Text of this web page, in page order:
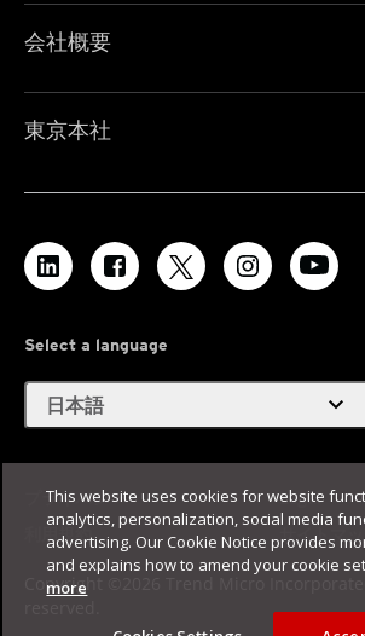
会社概要
東京本社
Select a language
日本語 expand_more
プライバシー
Legal
利用規約
サイトマッ
Copyright ©2026 Trend Micro
This website uses cookies for website
analytics, personalization, social media
advertising. Our Cookie Notice provides
and explains how to amend your cookie
more